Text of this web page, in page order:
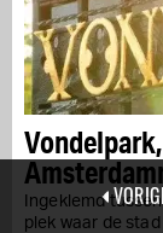
Ingeklemd
plek waar de